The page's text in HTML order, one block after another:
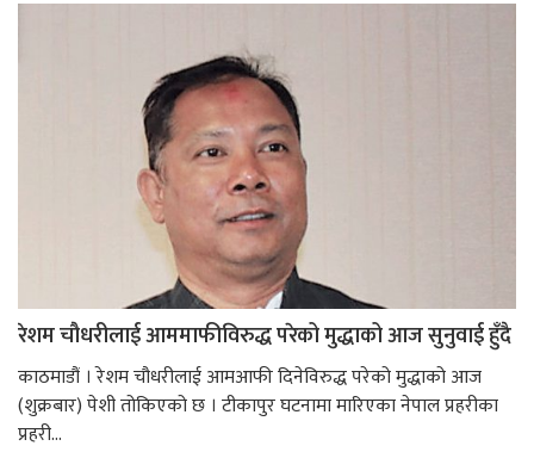
रेशम चौधरीलाई आममाफीविरुद्ध परेको मुद्धाको आज सुनुवाई हुँदै
काठमाडौं । रेशम चौधरीलाई आमआफी दिनेविरुद्ध परेको मुद्धाको आज
(शुक्रबार) पेशी तोकिएको छ । टीकापुर घटनामा मारिएका नेपाल प्रहरीका
प्रहरी...